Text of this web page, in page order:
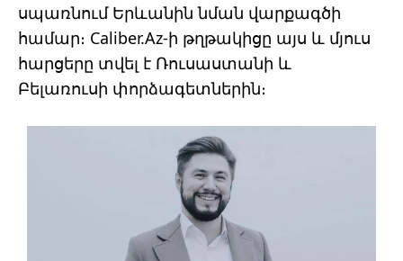
սպառնում Երևանին նման վարքագծի
համար։ Caliber.Az-ի թղթակիցը այս և մյուս
հարցերը տվել է Ռուսաստանի և
Բելառուսի փորձագետներին։